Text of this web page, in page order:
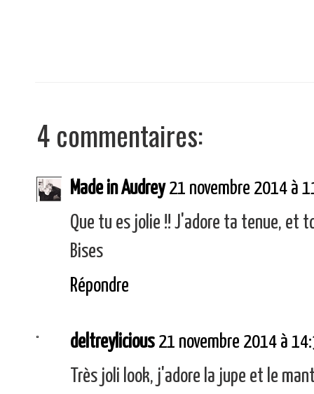
4 commentaires:
Made in Audrey 21 novembre 2014 à
Que tu es jolie !! J'adore ta tenue, et
Bises
Répondre
deltreylicious 21 novembre 2014 à
Très joli look, j'adore la jupe et le